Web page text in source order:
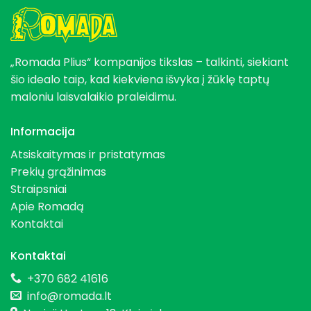
„Romada Plius“ kompanijos tikslas – talkinti, siekiant
šio idealo taip, kad kiekviena išvyka į žūklę taptų
maloniu laisvalaikio praleidimu.
Informacija
Atsiskaitymas ir pristatymas
Prekių grąžinimas
Straipsniai
Apie Romadą
Kontaktai
Kontaktai
+370 682 41616
info@romada.lt